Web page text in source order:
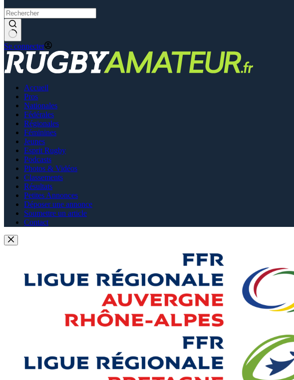
Se connecter
Accueil
Pros
Nationales
Fédérales
Régionales
Féminines
Jeunes
Esprit Rugby
Podcasts
Photos & Vidéos
Classements
Résultats
Petites Annonces
Déposer une annonce
Soumettre un article
Contact